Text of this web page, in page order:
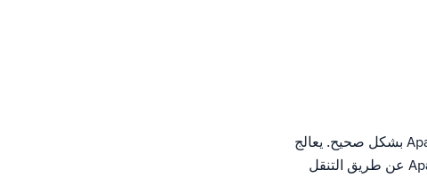
لوحة معلومات تكوين Apache في WHM هي مجموعة من الميزات التي تتيح لك تكوين Apache بشكل صحيح. يعالج
Apache طلبات HTTP كبرنامج خادم الويب الخاص بك. يمكنك تحديد موقع قسم تكوين Apache عن طريق التنقل